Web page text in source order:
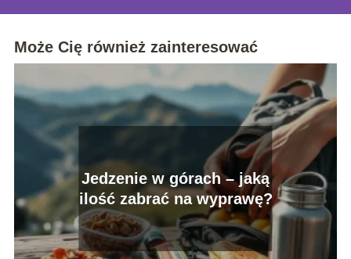
Może Cię również zainteresować
Jedzenie w górach – jaką
ilość zabrać na wyprawę?